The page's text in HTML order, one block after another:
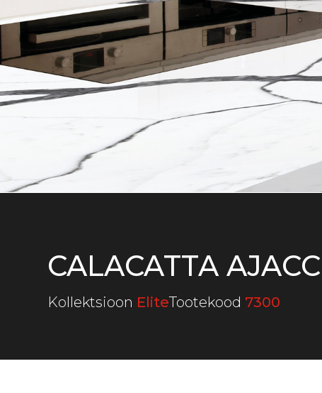
CALACATTA
Kollektsioon EliteTootekood 7300